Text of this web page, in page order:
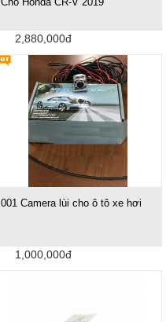
2,880,000đ
001 Camera lùi cho ô tô xe hơi
1,000,000đ